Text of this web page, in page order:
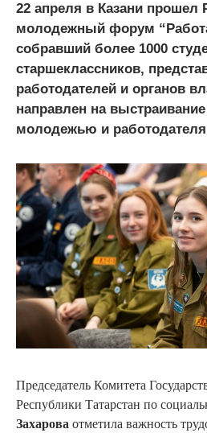
22 апреля в Казани прошел
молодежный форум
собравший более 1000
старшеклассников,
работодателей и органов
направлен на
молодежью и
Председатель Комитета
Республики Татарстан по
Захарова отметила важность